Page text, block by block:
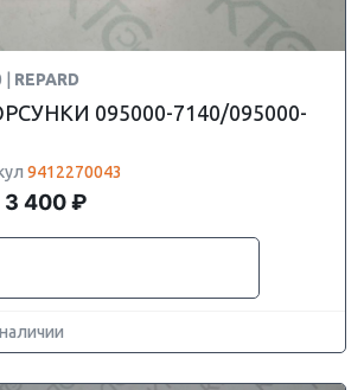
REPARD
095000-7140/095000-
9412270043
3 400 ₽